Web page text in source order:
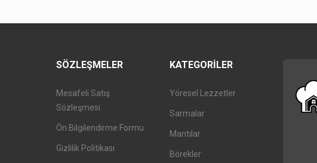
SÖZLEŞMELER
Mesafeli Satış
Sözleşmesi
Ön Bilgilendirme Formu
Gizlilik Politikası
KATEGORILER
Yöresel Lezzetler
Sarmalar
Mantılar
Börekler